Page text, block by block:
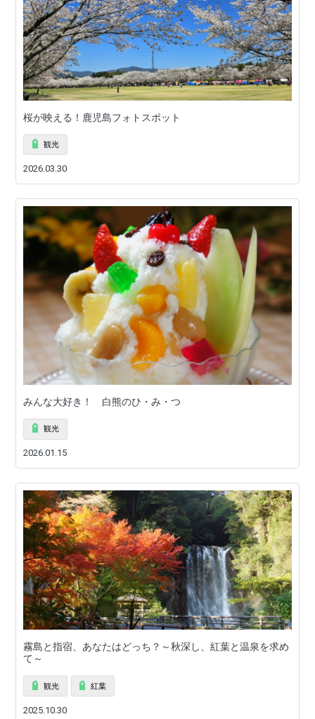
桜が映える！鹿児島フォトスポット
観光
2026.03.30
みんな大好き！ 白熊のひ・み・つ
観光
2026.01.15
霧島と指宿、あなたはどっち？～秋深し、紅葉と温泉を求め
て～
観光 紅葉
2025.10.30